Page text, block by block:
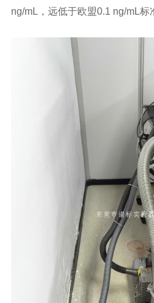
ng/mL，远低于欧盟0.1 ng/mL标